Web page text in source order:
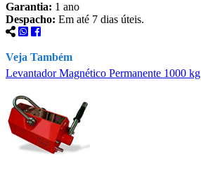
Garantia: 1 ano
Despacho: Em até 7 dias úteis.
Veja Também
Levantador Magnético Permanente 1000 kg